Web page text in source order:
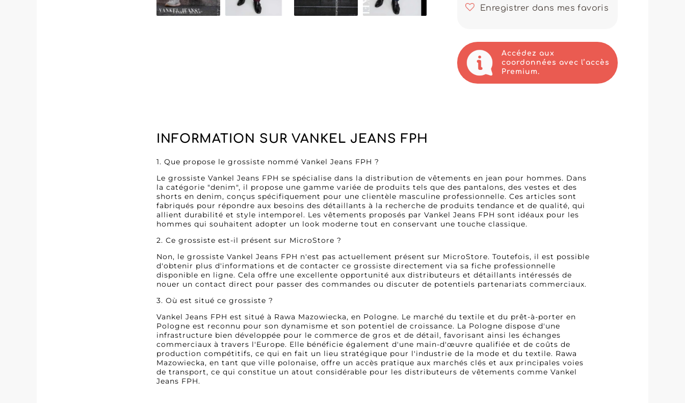
aussi d'un service client dédié et d'une expertise en matière de mode masculine. Optez pour une
collaboration avec Vankel Jeans FPH et offrez à votre clientèle des pièces en denim qui feront toute la
Enregistrer dans mes favoris
Accédez aux
coordonnées avec l’accès
Premium.
INFORMATION SUR VANKEL JEANS FPH
1. Que propose le grossiste nommé Vankel Jeans FPH ?
Le grossiste Vankel Jeans FPH se spécialise dans la distribution de vêtements en jean pour hommes. Dans
la catégorie "denim", il propose une gamme variée de produits tels que des pantalons, des vestes et des
shorts en denim, conçus spécifiquement pour une clientèle masculine professionnelle. Ces articles sont
fabriqués pour répondre aux besoins des détaillants à la recherche de produits tendance et de qualité, qui
allient durabilité et style intemporel. Les vêtements proposés par Vankel Jeans FPH sont idéaux pour les
hommes qui souhaitent adopter un look moderne tout en conservant une touche classique.
2. Ce grossiste est-il présent sur MicroStore ?
Non, le grossiste Vankel Jeans FPH n'est pas actuellement présent sur MicroStore. Toutefois, il est possible
d'obtenir plus d'informations et de contacter ce grossiste directement via sa fiche professionnelle
disponible en ligne. Cela offre une excellente opportunité aux distributeurs et détaillants intéressés de
nouer un contact direct pour passer des commandes ou discuter de potentiels partenariats commerciaux.
3. Où est situé ce grossiste ?
Vankel Jeans FPH est situé à Rawa Mazowiecka, en Pologne. Le marché du textile et du prêt-à-porter en
Pologne est reconnu pour son dynamisme et son potentiel de croissance. La Pologne dispose d'une
infrastructure bien développée pour le commerce de gros et de détail, favorisant ainsi les échanges
commerciaux à travers l'Europe. Elle bénéficie également d'une main-d'œuvre qualifiée et de coûts de
production compétitifs, ce qui en fait un lieu stratégique pour l'industrie de la mode et du textile. Rawa
Mazowiecka, en tant que ville polonaise, offre un accès pratique aux marchés clés et aux principales voies
de transport, ce qui constitue un atout considérable pour les distributeurs de vêtements comme Vankel
Jeans FPH.